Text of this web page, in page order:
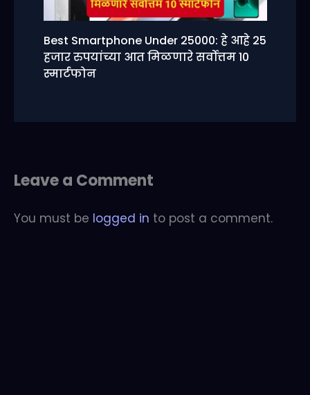
Best Smartphone Under 25000: हे आहे 25
हजार रुपयांच्या आत मिळणारे सर्वोत्तम 10
स्मार्टफोन
Leave a Comment
You must be logged in to post a comment.